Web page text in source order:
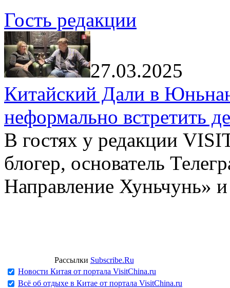
Гость редакции
27.03.2025
Китайский Дали в
неформально встретить
В гостях у редакции
блогер, основатель
Направление Хуньчунь»
Рассылки Subscribe.Ru
Новости Китая от портала VisitChina.ru
Всё об отдыхе в Китае от портала VisitChina.ru